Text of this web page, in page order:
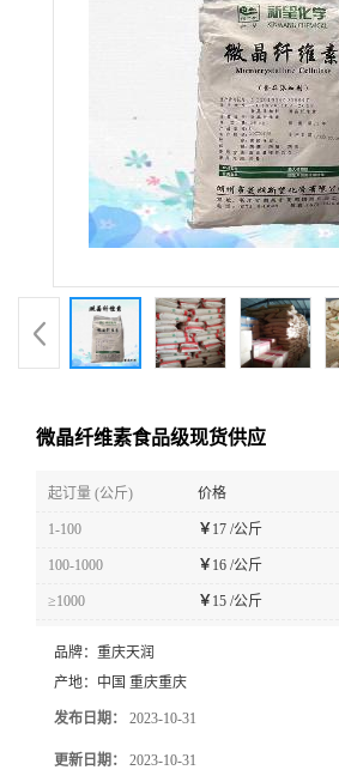
微晶纤维素食品级现货供应
起订量 (公斤) 价格
1-100 ￥17 /公斤
100-1000 ￥16 /公斤
≥1000 ￥15 /公斤
品牌： 重庆天润
产地： 中国 重庆重庆
发布日期： 2023-10-31
更新日期： 2023-10-31